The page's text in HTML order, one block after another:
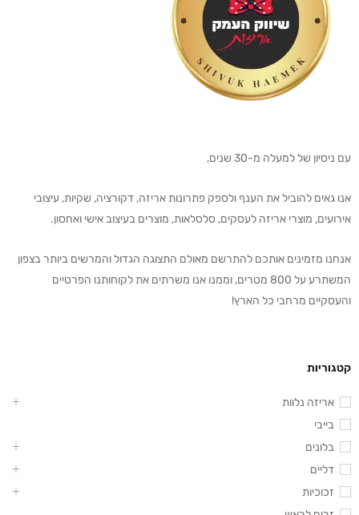
עם ניסיון של למעלה מ-30 שנים,
אנו גאים להוביל את הענף ולספק פתרונות אריזה, דקורציה, שקיות, עיצובי
אירועים, מוצרי אריזה לעסקים, סלסלאות, מוצרים בעיצוב אישי ואחסון.
אנחנו מזמינים אותכם להתרשם מאולם התצוגה הגדול והמרשים ביותר בצפון
המשתרע על 800 מטרים, וממנו אנו משרתים את לקוחותנו הפרטיים
והעסקיים מרחבי כל הארץ!
קטגוריות
אריזה נלוות
בייבי
בלונים
דליים
זכוכיות